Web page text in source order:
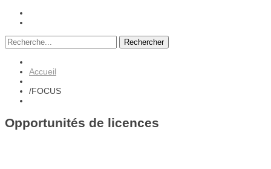
Rechercher
Accueil
/FOCUS
Opportunités de licences